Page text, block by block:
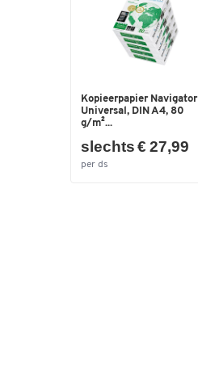
Kopieerpapier Navigator
Universal, DIN A4, 80
g/m²...
slechts € 27,99
per ds